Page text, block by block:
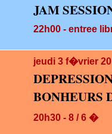
JAM
22h00 - entree
jeudi 3 f�vrier
BONHEURS
20h30 - 8 / 6 �